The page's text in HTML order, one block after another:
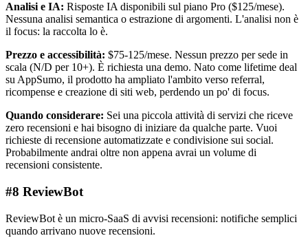
Analisi e IA: Risposte IA disponibili sul piano Pro ($125/mese).
Nessuna analisi semantica o estrazione di argomenti. L'analisi non è
il focus: la raccolta lo è.
Prezzo e accessibilità: $75-125/mese. Nessun prezzo per sede in
scala (N/D per 10+). È richiesta una demo. Nato come lifetime deal
su AppSumo, il prodotto ha ampliato l'ambito verso referral,
ricompense e creazione di siti web, perdendo un po' di focus.
Quando considerare: Sei una piccola attività di servizi che riceve
zero recensioni e hai bisogno di iniziare da qualche parte. Vuoi
richieste di recensione automatizzate e condivisione sui social.
Probabilmente andrai oltre non appena avrai un volume di
recensioni consistente.
#8 ReviewBot
ReviewBot è un micro-SaaS di avvisi recensioni: notifiche semplici
quando arrivano nuove recensioni.